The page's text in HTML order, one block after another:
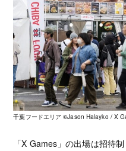
千葉フードエリア ©️Jason Halayko / X
「X Games」の出場は招待